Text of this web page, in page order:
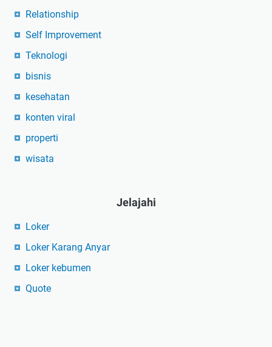
Relationship
Self Improvement
Teknologi
bisnis
kesehatan
konten viral
properti
wisata
Jelajahi
Loker
Loker Karang Anyar
Loker kebumen
Quote